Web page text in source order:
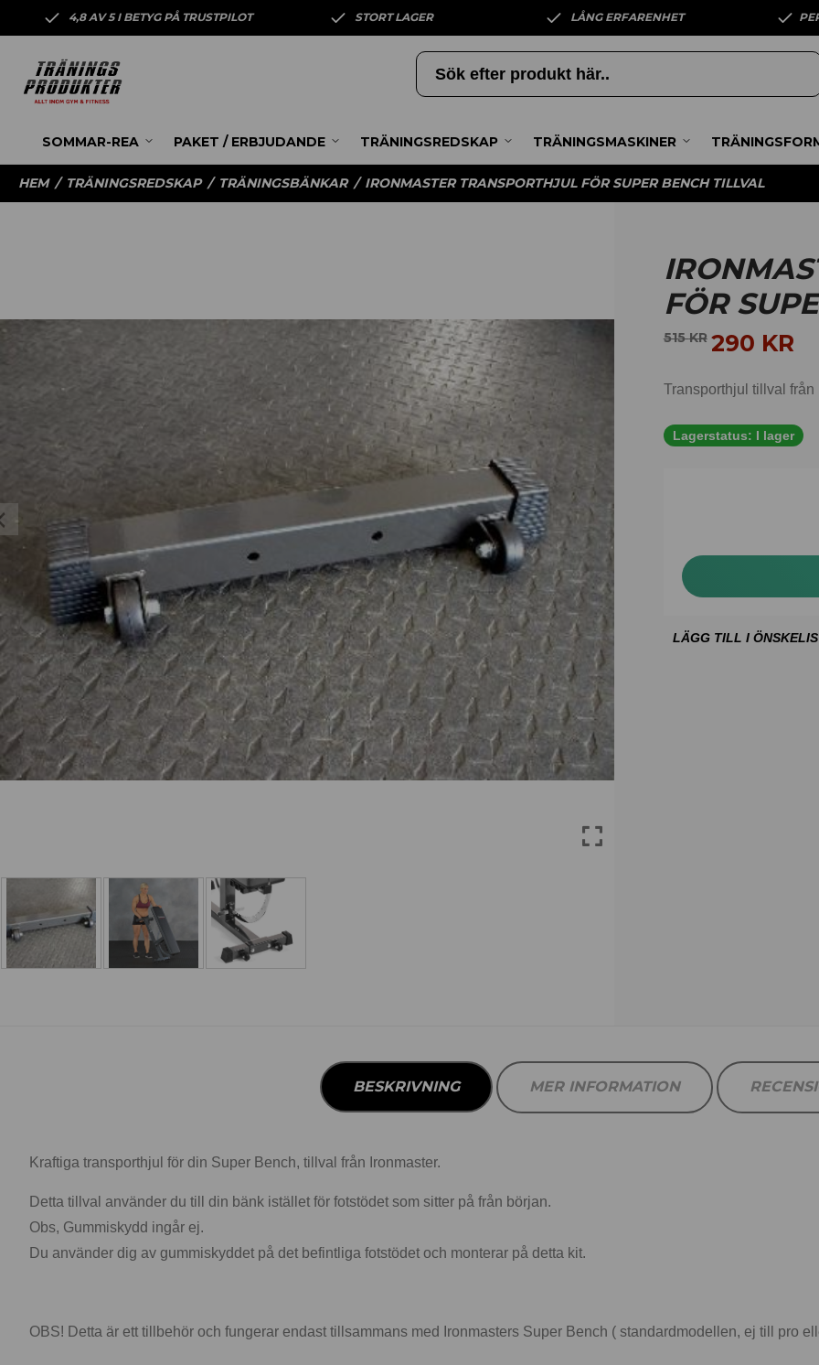
4,8 AV 5 I BETYG PÅ TRUSTPILOT STORT LAGER LÅNG ERFARENHET
SOMMAR-REA PAKET / ERBJUDANDE TRÄNINGSREDSKAP TRÄNINGSMASKINER
HEM / TRÄNINGSREDSKAP / TRÄNINGSBÄNKAR / IRONMASTER TRANSPORTHJUL FÖR SUPER BENCH TILLVAL
FÖR
515KR 290 KR
Transporthjul tillval från
Lagerstatus: I lager
BESKRIVNING MER INFORMATION
Kraftiga transporthjul för din Super Bench, tillval från Ironmaster.
Detta tillval använder du till din bänk istället för fotstödet som sitter på från början.
Obs, Gummiskydd ingår ej.
Du använder dig av gummiskyddet på det befintliga fotstödet och monterar på detta kit.
OBS! Detta är ett tillbehör och fungerar endast tillsammans med Ironmasters Super Bench ( standardmodellen, ej till pro